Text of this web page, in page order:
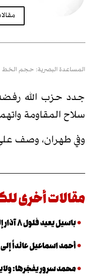
المساعدة البصرية: حجم الخط
جدد حزب الله
سلاح المقاومة
وفي طهران، وصف علي
مقالات أخرى
باسيل يعيد فلول ٨ آذار إلى الواجهة…لإنقاذ الحزب من العزلة
أحمد اسماعيل عائداً
محمد سرور يفجّرها: